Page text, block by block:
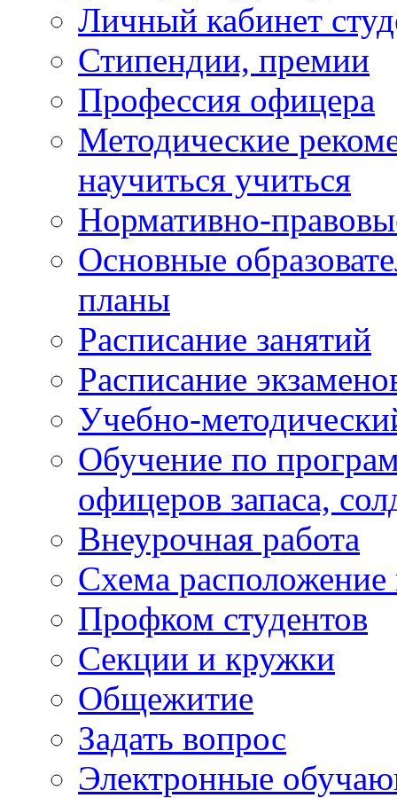
Личный кабинет
Стипендии, премии
Профессия офицера
Методические
научиться учиться
Нормативно-
Основные
планы
Расписание занятий
Расписание
Учебно-
Обучение по
офицеров запаса,
Внеурочная работа
Схема расположение
Профком студентов
Секции и кружки
Общежитие
Задать вопрос
Электронные